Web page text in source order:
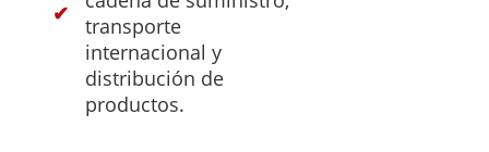
transporte
internacional y
distribución de
productos.